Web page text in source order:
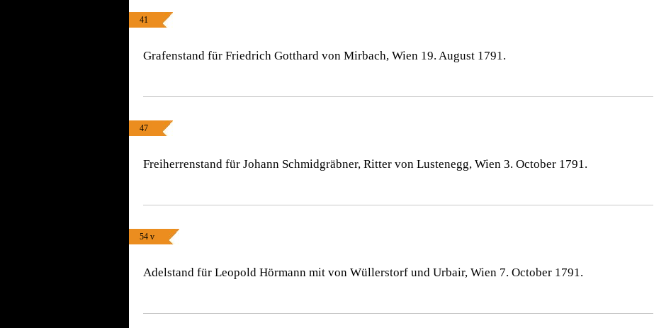
41
Grafenstand für Friedrich Gotthard von Mirbach, Wien 19. August 1791.
47
Freiherrenstand für Johann Schmidgräbner, Ritter von Lustenegg, Wien 3. October 1791.
54 v
Adelstand für Leopold Hörmann mit von Wüllerstorf und Urbair, Wien 7. October 1791.